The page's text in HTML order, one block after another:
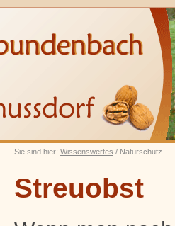
Sie sind hier: Wissenswertes / Naturschutz
Streuobst